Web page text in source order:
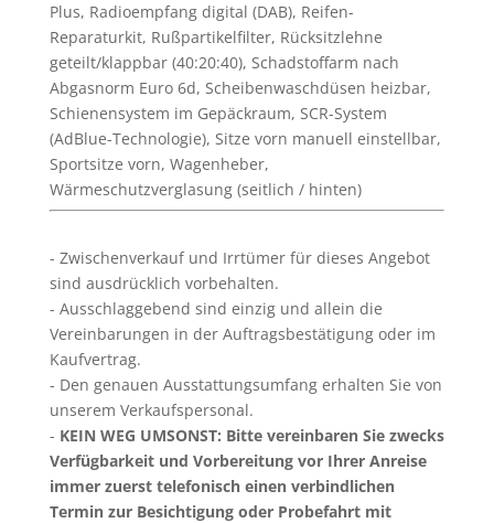
Plus, Radioempfang digital (DAB), Reifen-
Reparaturkit, Rußpartikelfilter, Rücksitzlehne
geteilt/klappbar (40:20:40), Schadstoffarm nach
Abgasnorm Euro 6d, Scheibenwaschdüsen heizbar,
Schienensystem im Gepäckraum, SCR-System
(AdBlue-Technologie), Sitze vorn manuell einstellbar,
Sportsitze vorn, Wagenheber,
Wärmeschutzverglasung (seitlich / hinten)
Zwischenverkauf und Irrtümer für dieses Angebot
sind ausdrücklich vorbehalten.
Ausschlaggebend sind einzig und allein die
Vereinbarungen in der Auftragsbestätigung oder im
Kaufvertrag.
Den genauen Ausstattungsumfang erhalten Sie von
unserem Verkaufspersonal.
KEIN WEG UMSONST: Bitte vereinbaren Sie zwecks
Verfügbarkeit und Vorbereitung vor Ihrer Anreise
immer zuerst telefonisch einen verbindlichen
Termin zur Besichtigung oder Probefahrt mit